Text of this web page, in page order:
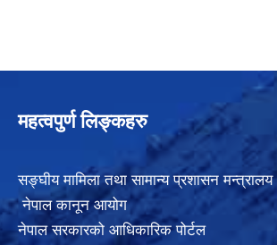
महत्वपुर्ण लिङ्कहरु
सङ्घीय मामिला तथा सामान्य प्रशासन मन्त्रालय
नेपाल कानून आयोग
नेपाल सरकारको आधिकारिक पोर्टल